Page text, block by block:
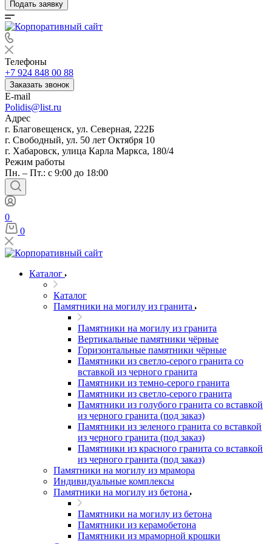
Подать заявку
Телефоны
+7 924 848 00 88
Заказать звонок
E-mail
Polidis@list.ru
Адрес
г. Благовещенск, ул. Северная, 222Б
г. Свободный, ул. 50 лет Октября 10
г. Хабаровск, улица Карла Маркса, 180/4
Режим работы
Пн. – Пт.: с 9:00 до 18:00
0
0
Каталог
Каталог
Памятники на могилу из гранита
Памятники на могилу из гранита
Вертикальные памятники чёрные
Горизонтальные памятники чёрные
Памятники из светло-серого гранита со
вставкой из черного гранита
Памятники из темно-серого гранита
Памятники из светло-серого гранита
Памятники из голубого гранита со вставкой
из черного гранита (под заказ)
Памятники из зеленого гранита со вставкой
из черного гранита (под заказ)
Памятники из красного гранита со вставкой
из черного гранита (под заказ)
Памятники на могилу из мрамора
Индивидуальные комплексы
Памятники на могилу из бетона
Памятники на могилу из бетона
Памятники из керамобетона
Памятники из мраморной крошки